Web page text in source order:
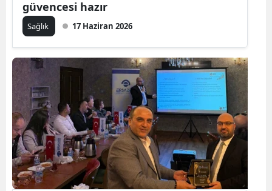
güvencesi hazır
Sağlık 17 Haziran 2026